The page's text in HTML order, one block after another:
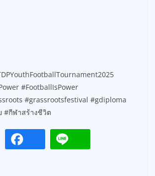
#FootballIsPower
#grassrootsfestival #gdiploma
#กีฬาสร้างชีวิต